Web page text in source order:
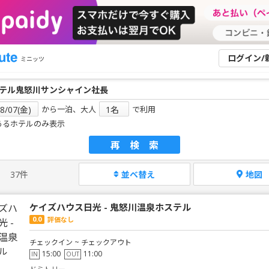
ミニッツ ログイン/
から一泊、大人
で利用
るホテルのみ表示
再検索
37件 並べ替え 地図
ケイズハウス日光 - 鬼怒川温泉ホステル
0.0 評価なし
チェックイン ~ チェックアウト
IN 15:00 OUT 11:00